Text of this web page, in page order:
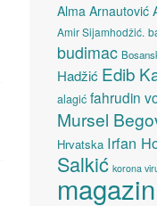
Alma Arnautović
Amir Sijamhodžić.
budimac
Hadžić Edib
alagić fahrudin
Mursel
Hrvatska Irfan
Salkić korona